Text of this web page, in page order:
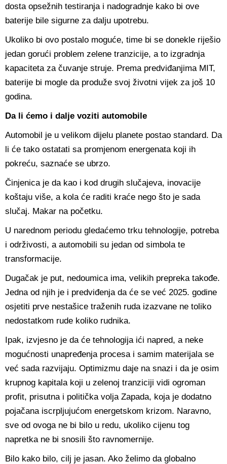
dosta opsežnih testiranja i nadogradnje kako bi ove
baterije bile sigurne za dalju upotrebu.
Ukoliko bi ovo postalo moguće, time bi se donekle riješio
jedan gorući problem zelene tranzicije, a to izgradnja
kapaciteta za čuvanje struje. Prema predviđanjima MIT,
baterije bi mogle da produže svoj životni vijek za još 10
godina.
Da li ćemo i dalje voziti automobile
Automobil je u velikom dijelu planete postao standard. Da
li će tako ostatati sa promjenom energenata koji ih
pokreću, saznaće se ubrzo.
Činjenica je da kao i kod drugih slučajeva, inovacije
koštaju više, a kola će raditi kraće nego što je sada
slučaj. Makar na početku.
U narednom periodu gledaćemo trku tehnologije, potreba
i održivosti, a automobili su jedan od simbola te
transformacije.
Dugačak je put, nedoumica ima, velikih prepreka takođe.
Jedna od njih je i predviđenja da će se već 2025. godine
osjetiti prve nestašice traženih ruda izazvane ne toliko
nedostatkom rude koliko rudnika.
Ipak, izvjesno je da će tehnologija ići napred, a neke
mogućnosti unapređenja procesa i samim materijala se
već sada razvijaju. Optimizmu daje na snazi i da je osim
krupnog kapitala koji u zelenoj tranziciji vidi ogroman
profit, prisutna i politička volja Zapada, koja je dodatno
pojačana iscrpljujućom energetskom krizom. Naravno,
sve od ovoga ne bi bilo u redu, ukoliko cijenu tog
napretka ne bi snosili što ravnomernije.
Bilo kako bilo, cilj je jasan. Ako želimo da globalno